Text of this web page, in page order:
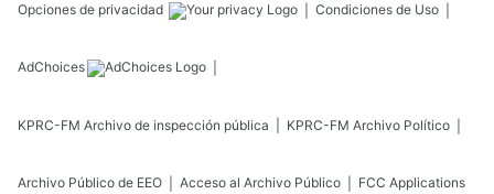
Opciones de privacidad Condiciones de Uso
AdChoices
KPRC-FM Archivo de inspección pública KPRC-FM Archivo Político
Archivo Público de EEO Acceso al Archivo Público FCC Applications